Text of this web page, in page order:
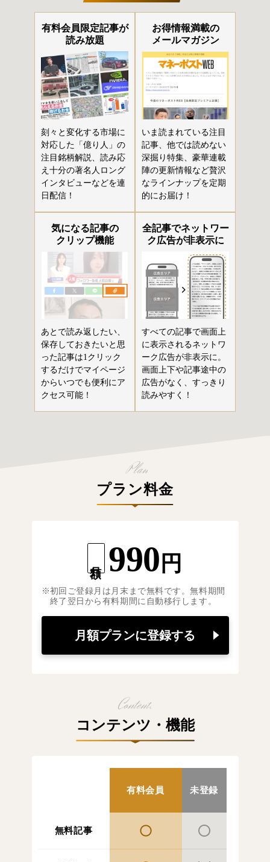
有料会員限定記事が
読み放題
刻々と変化する市場に
対応した「億り人」の
注目銘柄解説、読み応
え十分の著名人ロング
インタビューなどを連
日配信！
お得情報満載の
メールマガジン
いま読まれている注目
記事、他では読めない
深掘り特集、豪華連載
陣の更新情報など贅沢
なラインナップを定期
的にお届け！
気になる記事の
クリップ機能
あとで読み返したい、
保存しておきたいと思
った記事は1クリック
するだけでマイページ
からいつでも便利にア
クセス可能！
全記事でネットワー
ク広告が非表示に
すべての記事で画面上
に表示されるネットワ
ーク広告が非表示に。
画面上下や記事途中の
広告がなく、すっきり
読みやすく！
プラン料金
990 円
初回ご登録月は月末まで無料です。無料期間
終了翌日から有料期間に自動移行します。
月額プランに登録する
コンテンツ・機能
有料会員 未登録
無料記事